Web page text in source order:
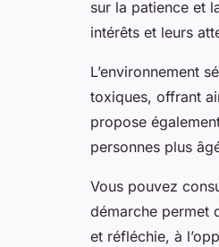
sur la patience et
intérêts et leurs
L’environnement
toxiques, offrant
propose
personnes plus
Vous pouvez
démarche permet
et réfléchie, à